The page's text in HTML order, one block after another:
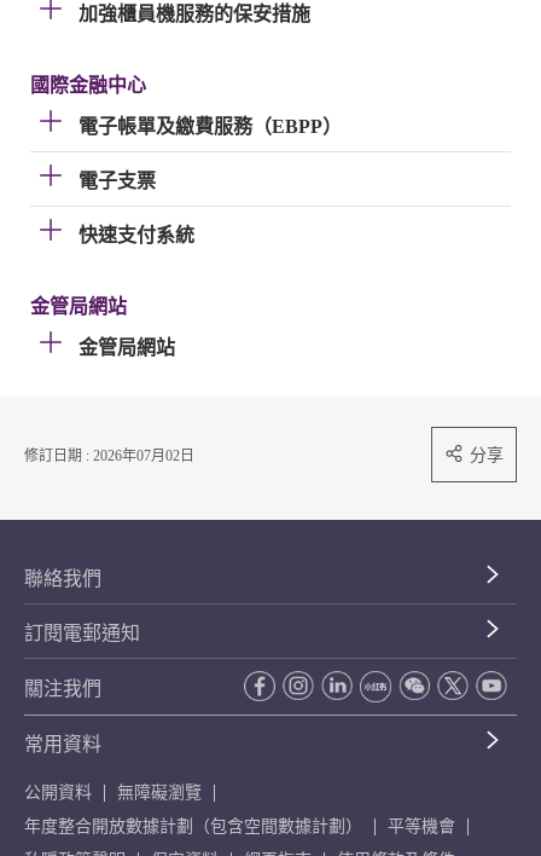
加強櫃員機服務的保安措施
國際金融中心
電子帳單及繳費服務（EBPP）
電子支票
快速支付系統
金管局網站
金管局網站
修訂日期 : 2026年07月02日 分享
聯絡我們
訂閱電郵通知
關注我們
常用資料
公開資料
無障礙瀏覽
年度整合開放數據計劃（包含空間數據計劃）
平等機會